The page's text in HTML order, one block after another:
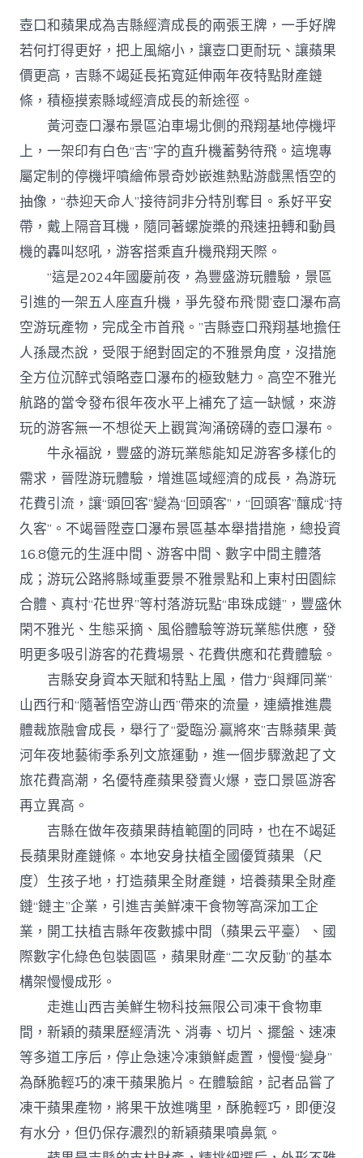
壺口和蘋果成為吉縣經濟成長的兩張王牌，一手好牌
若何打得更好，把上風縮小，讓壺口更耐玩、讓蘋果
價更高，吉縣不竭延長拓寬延伸兩年夜特點財產鏈
條，積極摸索縣域經濟成長的新途徑。
黃河壺口瀑布景區泊車場北側的飛翔基地停機坪
上，一架印有白色“吉”字的直升機蓄勢待飛。這塊專
屬定制的停機坪噴繪佈景奇妙嵌進熱點游戲黑悟空的
抽像，“恭迎天命人”接待詞非分特別奪目。系好平安
帶，戴上隔音耳機，隨同著螺旋槳的飛速扭轉和動員
機的轟叫怒吼，游客搭乘直升機飛翔天際。
“這是2024年國慶前夜，為豐盛游玩體驗，景區
引進的一架五人座直升機，爭先發布飛‘閱’壺口瀑布高
空游玩產物，完成全市首飛。”吉縣壺口飛翔基地擔任
人孫晟杰說，受限于絕對固定的不雅景角度，沒措施
全方位沉醉式領略壺口瀑布的極致魅力。高空不雅光
航路的當令發布很年夜水平上補充了這一缺憾，來游
玩的游客無一不想從天上觀賞洶涌磅礴的壺口瀑布。
牛永福說，豐盛的游玩業態能知足游客多樣化的
需求，晉陞游玩體驗，增進區域經濟的成長，為游玩
花費引流，讓“頭回客”變為“回頭客”，“回頭客”釀成“持
久客”。不竭晉陞壺口瀑布景區基本舉措措施，總投資
16.8億元的生涯中間、游客中間、數字中間主體落
成；游玩公路將縣域重要景不雅景點和上東村田園綜
合體、真村“花世界”等村落游玩點“串珠成鏈”，豐盛休
閑不雅光、生態采摘、風俗體驗等游玩業態供應，發
明更多吸引游客的花費場景、花費供應和花費體驗。
吉縣安身資本天賦和特點上風，借力“與輝同業”
山西行和“隨著悟空游山西”帶來的流量，連續推進農
體裁旅融會成長，舉行了“愛臨汾·贏將來”吉縣蘋果·黃
河年夜地藝術季系列文旅運動，進一個步驟激起了文
旅花費高潮，名優特產蘋果發賣火爆，壺口景區游客
再立異高。
吉縣在做年夜蘋果蒔植範圍的同時，也在不竭延
長蘋果財產鏈條。本地安身扶植全國優質蘋果（尺
度）生孩子地，打造蘋果全財產鏈，培養蘋果全財產
鏈“鏈主”企業，引進吉美鮮凍干食物等高深加工企
業，開工扶植吉縣年夜數據中間（蘋果云平臺）、國
際數字化綠色包裝園區，蘋果財產“二次反動”的基本
構架慢慢成形。
走進山西吉美鮮生物科技無限公司凍干食物車
間，新穎的蘋果歷經清洗、消毒、切片、擺盤、速凍
等多道工序后，停止急速冷凍鎖鮮處置，慢慢“變身”
為酥脆輕巧的凍干蘋果脆片。在體驗館，記者品嘗了
凍干蘋果產物，將果干放進嘴里，酥脆輕巧，即便沒
有水分，但仍保存濃烈的新穎蘋果噴鼻氣。